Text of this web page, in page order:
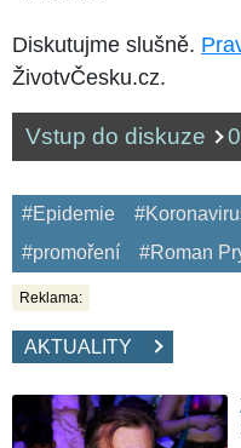
Diskutujme slušně.
ŽivotvČesku.cz.
Vstup do diskuze 0
#Epidemie
#promoření
#Roman
Reklama:
AKTUALITY